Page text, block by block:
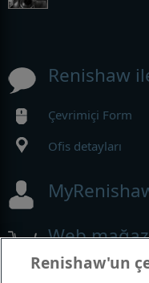
Renishaw
Çevrimiçi Form
Ofis detayları
Web
Renishaw'un